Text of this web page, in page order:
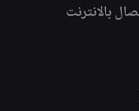
بالانترنت